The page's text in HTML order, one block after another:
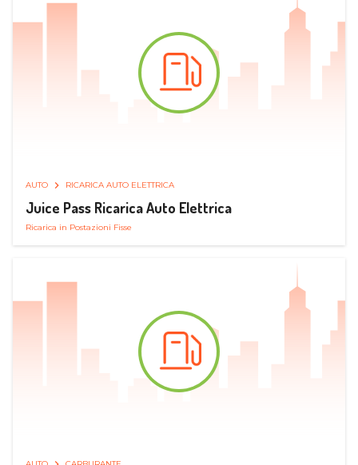
AUTO RICARICA AUTO ELETTRICA
Juice Pass Ricarica Auto Elettrica
Ricarica in Postazioni Fisse